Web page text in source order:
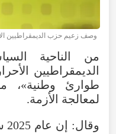
وصف زعيم حزب الديمقراطيين
من الناحية
الديمقراطيين
طوارئ وطنية»،
لمعالجة الأزمة.